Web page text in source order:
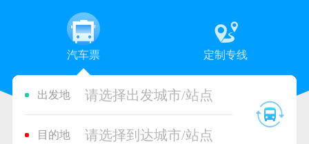
汽车票 定制专线
出发地 请选择出发城市/站点
目的地 请选择到达城市/站点